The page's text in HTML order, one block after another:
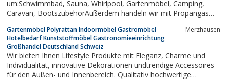
um:Schwimmbad, Sauna, Whirlpool, Gartenmöbel, Camping,
Caravan, BootszubehörAußerdem handeln wir mit Propangas
Gartenmöbel Polyrattan Indoormöbel Gastromöbel
Hotelbedarf Kunststoffmöbel Gastronomieeinrichtung
Großhandel Deutschland Schweiz
Merzhausen
Wir bieten Ihnen Lifestyle Produkte mit Eleganz, Charme und
Individualität, innovative Dekorationen undtrendige Accessoires
für den Außen- und Innenbereich. Qualitativ hochwertige